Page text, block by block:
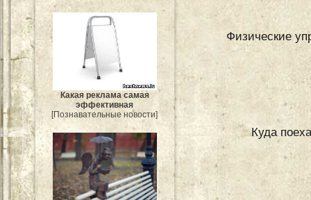
Какая реклама самая
эффективная
[Познавательные новости]
Физические
Куда